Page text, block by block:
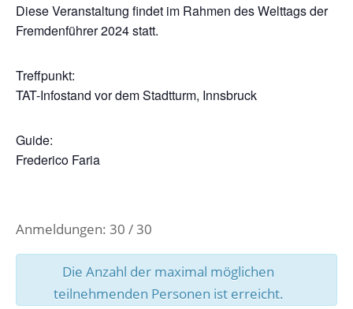
Diese Veranstaltung findet im Rahmen des Welttags der
Fremdenführer 2024 statt.
Treffpunkt:
TAT-Infostand vor dem Stadtturm, Innsbruck
Guide:
Frederico Faria
Anmeldungen: 30 / 30
Die Anzahl der maximal möglichen
teilnehmenden Personen ist erreicht.